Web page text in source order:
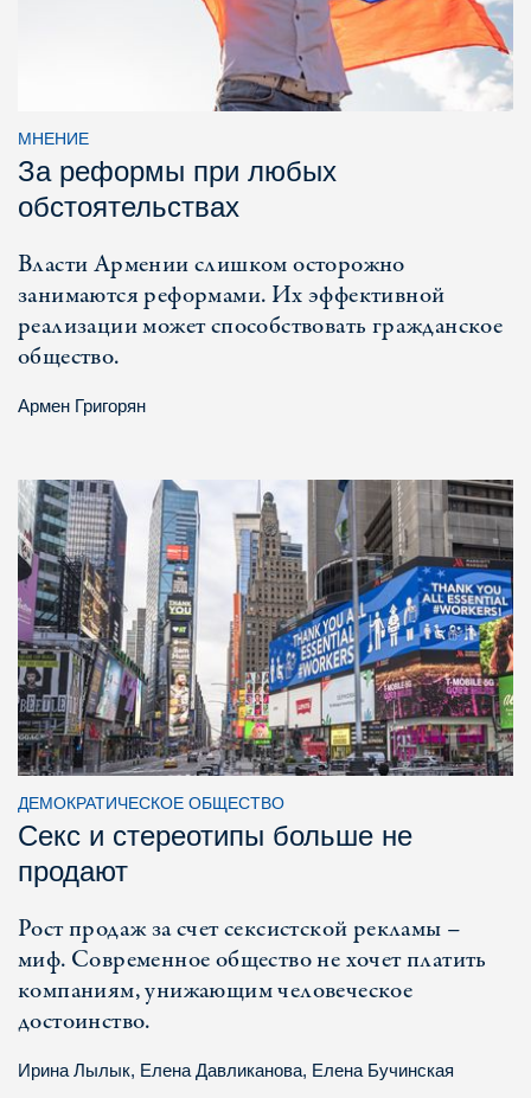
МНЕНИЕ
За реформы при любых
обстоятельствах
Власти Армении слишком осторожно
занимаются реформами. Их эффективной
реализации может способствовать гражданское
общество.
Армен Григорян
ДЕМОКРАТИЧЕСКОЕ ОБЩЕСТВО
Секс и стереотипы больше не
продают
Рост продаж за счет сексистской рекламы –
миф. Современное общество не хочет платить
компаниям, унижающим человеческое
достоинство.
Ирина Лылык, Елена Давликанова, Елена Бучинская